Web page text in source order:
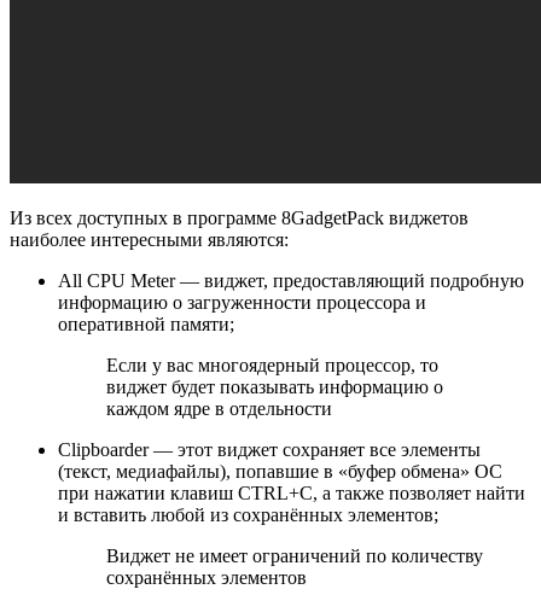
Из всех доступных в программе 8GadgetPack виджетов
наиболее интересными являются:
All CPU Meter — виджет, предоставляющий подробную
информацию о загруженности процессора и
оперативной памяти;
Если у вас многоядерный процессор, то
виджет будет показывать информацию о
каждом ядре в отдельности
Clipboarder — этот виджет сохраняет все элементы
(текст, медиафайлы), попавшие в «буфер обмена» ОС
при нажатии клавиш CTRL+C, а также позволяет найти
и вставить любой из сохранённых элементов;
Виджет не имеет ограничений по количеству
сохранённых элементов